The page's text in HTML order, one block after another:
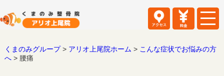
くまのみグループ> アリオ上尾院ホーム > こんな症状でお悩みの方
へ> 腰痛